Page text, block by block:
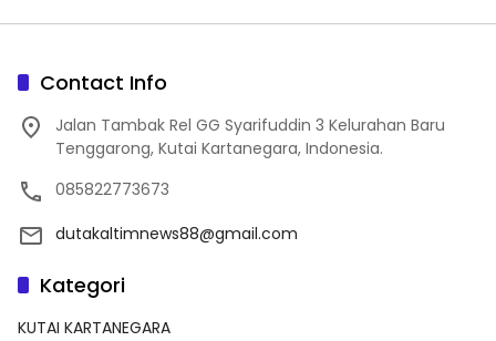
Contact Info
Jalan Tambak Rel GG Syarifuddin 3 Kelurahan Baru
Tenggarong, Kutai Kartanegara, Indonesia.
085822773673
dutakaltimnews88@gmail.com
Kategori
KUTAI KARTANEGARA